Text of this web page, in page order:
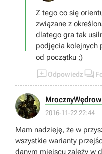
Z tego co się
związane z
dlatego gra tak
podjęcia kolejnych
od początku ;)
Odpowiedz 
2016-11-22 22:44
Mam nadzieję, że w
wszystkie warianty
danym miejscu zależy w